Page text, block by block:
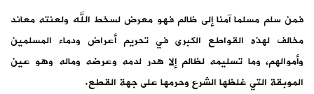
فمن سلم مسلما آمنا إلى ظالم فهو معرض لسخط الله ولعنته معاند
مخالف لهذه القواطع الكبرى في تحريم أعراض ودماء المسلمين
وأموالهم، وما تسليمه لظالم إلا هدر لدمه وعرضه وماله وهو عين
الموبقة التي غلظها الشرع وحرمها على جهة القطع.